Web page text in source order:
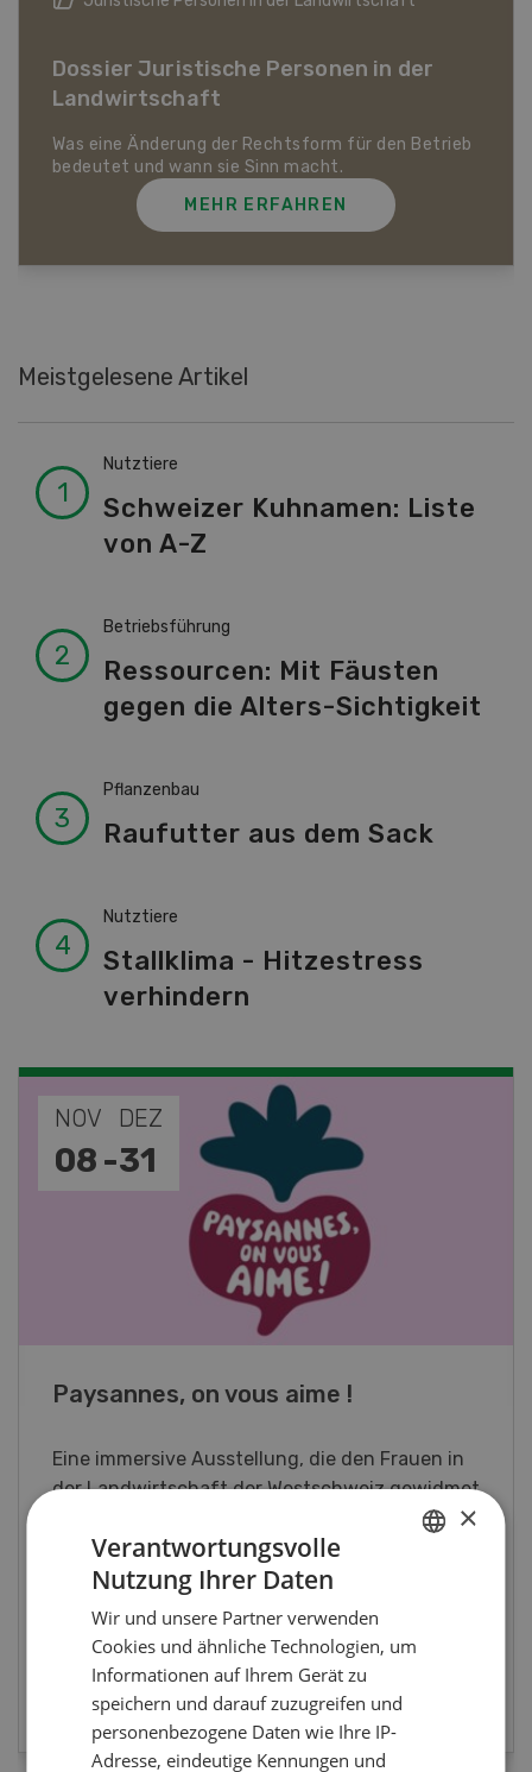
Dossier Juristische Personen in der
Landwirtschaft
Was eine Änderung der Rechtsform für den Betrieb
bedeutet und wann sie Sinn macht.
MEHR ERFAHREN
Meistgelesene Artikel
Nutztiere
Schweizer Kuhnamen: Liste
von A-Z
Betriebsführung
Ressourcen: Mit Fäusten
gegen die Alters-Sichtigkeit
Pflanzenbau
Raufutter aus dem Sack
Nutztiere
Stallklima - Hitzestress
verhindern
NOV
08 -
DEZ
31
Paysannes, on vous aime !
Eine immersive Ausstellung, die den Frauen in
der Landwirtschaft der Westschweiz gewidmet
×
Verantwortungsvolle
Nutzung Ihrer Daten
Wir und unsere Partner verwenden
Cookies und ähnliche Technologien, um
Informationen auf Ihrem Gerät zu
speichern und darauf zuzugreifen und
personenbezogene Daten wie Ihre IP-
Adresse, eindeutige Kennungen und